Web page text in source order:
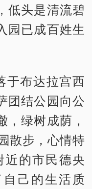
头是清流碧
园已成百姓生
布达拉宫西
团结公园向公
绿树成荫，
散步，心情特
近的市民德央
己的生活质